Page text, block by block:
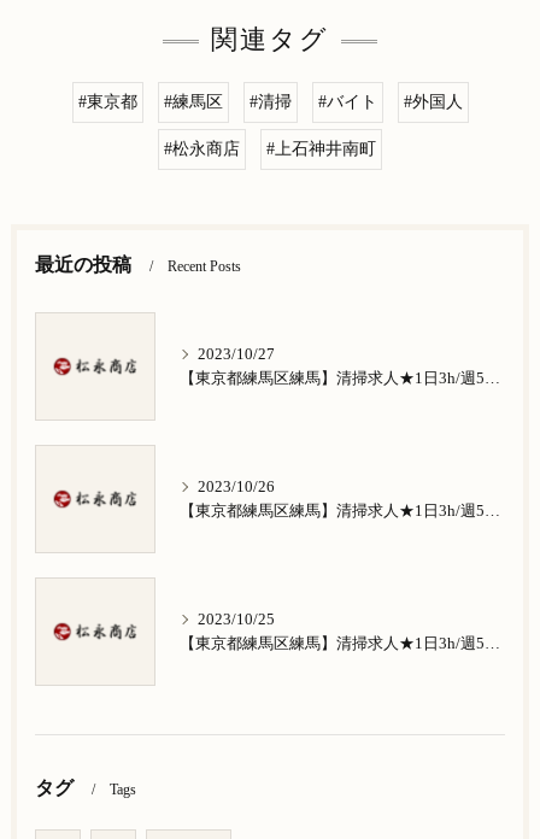
関連タグ
#東京都 #練馬区 #清掃 #バイト #外国人
#松永商店 #上石神井南町
最近の投稿 Recent Posts
2023/10/27
【東京都練馬区練馬】清掃求人★1日3h/週5日/祝日お休み★谷原在住の方歓迎
2023/10/26
【東京都練馬区練馬】清掃求人★1日3h/週5日/祝日お休み★南田中在住の方歓迎
2023/10/25
【東京都練馬区練馬】清掃求人★1日3h/週5日/祝日お休み★南大泉在住の方歓迎
タグ Tags